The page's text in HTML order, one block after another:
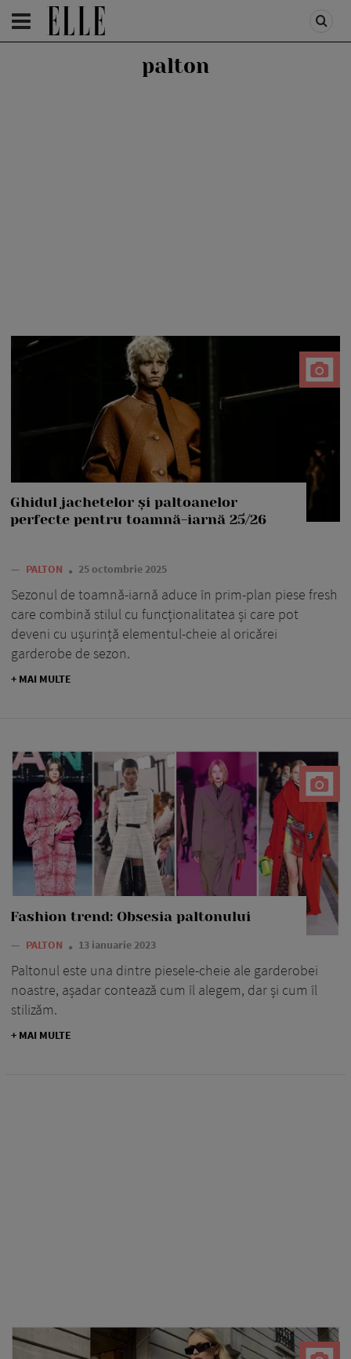
HOMEPAGE /FASHION
palton
Ghidul jachetelor și paltoanelor
perfecte pentru toamnă-iarnă 25/26
— PALTON 25 octombrie 2025
Sezonul de toamnă-iarnă aduce în prim-plan piese fresh
care combină stilul cu funcționalitatea și care pot
deveni cu ușurință elementul-cheie al oricărei
garderobe de sezon.
+ MAI MULTE
Fashion trend: Obsesia paltonului
— PALTON 13 ianuarie 2023
Paltonul este una dintre piesele-cheie ale garderobei
noastre, așadar contează cum îl alegem, dar și cum îl
stilizăm.
+ MAI MULTE